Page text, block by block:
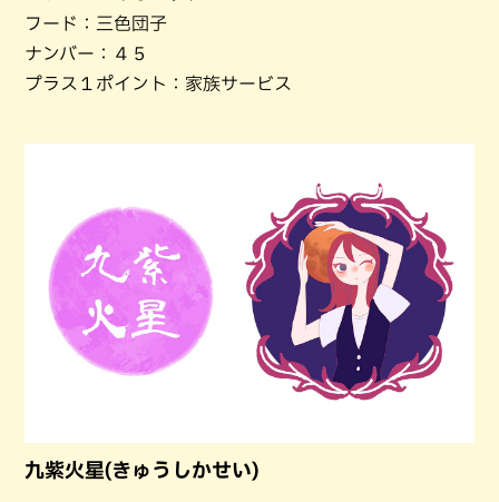
フード：三色団子
ナンバー：４５
プラス１ポイント：家族サービス
九紫火星(きゅうしかせい)